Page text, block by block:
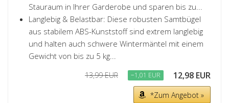
Stauraum in Ihrer Garderobe und sparen bis zu...
Langlebig & Belastbar: Diese robusten Samtbügel
aus stabilem ABS-Kunststoff sind extrem langlebig
und halten auch schwere Wintermäntel mit einem
Gewicht von bis zu 5 kg...
13,99 EUR −1,01 EUR 12,98 EUR
*Zum Angebot »